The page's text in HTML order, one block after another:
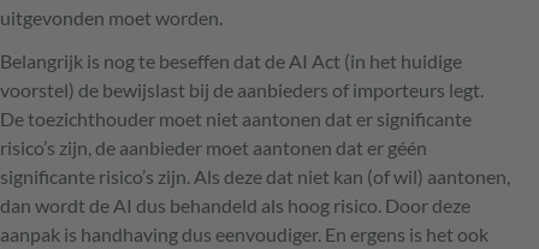
uitgevonden moet worden.
Belangrijk is nog te beseffen dat de AI Act (in het huidige
voorstel) de bewijslast bij de aanbieders of importeurs legt.
De toezichthouder moet niet aantonen dat er significante
risico’s zijn, de aanbieder moet aantonen dat er géén
significante risico’s zijn. Als deze dat niet kan (of wil) aantonen,
dan wordt de AI dus behandeld als hoog risico. Door deze
aanpak is handhaving dus eenvoudiger. En ergens is het ook